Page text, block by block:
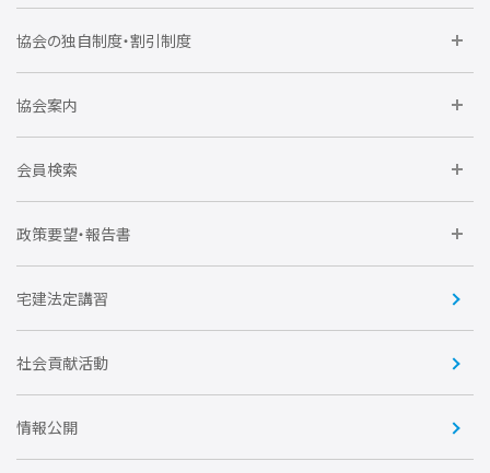
メール
メールアドレス sumaisoudan@zenjukyo.jp
相談受付完了メールは以下のとおりです。
発信者 全住協住まい相談受付窓口
タイトル 全住協住まい相談サービス 相談受付
相談受付完了メールの送信と同日に、相談受付項目対応表
により、対象となる登録会員に相談メールを一斉同報(ＢＣＣ
又は同様の機能を有する送信方法。)で転送します。
相談者情報（相談者名（名字のみ）、メールアドレス、住所(市
区町村まで)）
委員会に参加しよう
要望活動に参加しよう
協会の独自制度・割引制度
住宅瑕疵担保責任保険割引制度
全住協NET
不動産後見アドバイザー資格講習
会
全住協ビジネスショップ
協会案内
運営組織
トライアル会員制度
会員検索
企業会員
賛助会員
政策要望・報告書
住宅・土地税制改正要望
優良事業表彰
宅建法定講習
社会貢献活動
情報公開